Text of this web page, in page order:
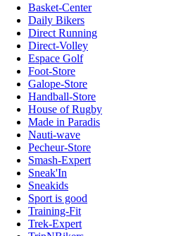
Basket-Center
Daily Bikers
Direct Running
Direct-Volley
Espace Golf
Foot-Store
Galope-Store
Handball-Store
House of Rugby
Made in Paradis
Nauti-wave
Pecheur-Store
Smash-Expert
Sneak'In
Sneakids
Sport is good
Training-Fit
Trek-Expert